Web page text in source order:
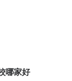
哪家好